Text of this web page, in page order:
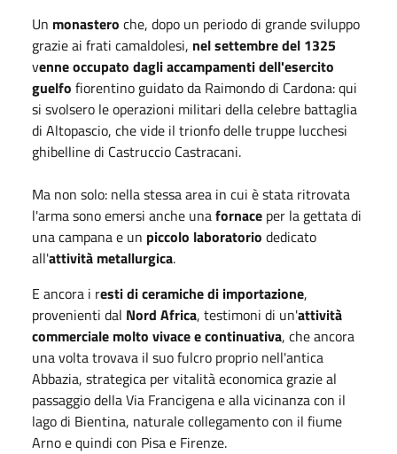
Un monastero che, dopo un periodo di grande sviluppo
grazie ai frati camaldolesi, nelsettembre del 1325
venne occupato dagli accampamenti dell'esercito
guelfo fiorentino guidato da Raimondo di Cardona: qui
si svolsero le operazioni militari della celebre battaglia
di Altopascio, che vide il trionfo delle truppe lucchesi
ghibelline di Castruccio Castracani.
Ma non solo: nella stessa area in cui è stata ritrovata
l'arma sono emersi anche unafornace per la gettata di
una campana e un piccolo laboratorio dedicato
all'attività metallurgica.
E ancora i resti di ceramiche di importazione,
provenienti dal Nord Africa, testimoni di un'attività
commerciale molto vivace e continuativa, che ancora
una volta trovava il suo fulcro proprio nell'antica
Abbazia, strategica per vitalità economica grazie al
passaggio della Via Francigena e alla vicinanza con il
lago di Bientina, naturale collegamento con il fiume
Arno e quindi con Pisa e Firenze.